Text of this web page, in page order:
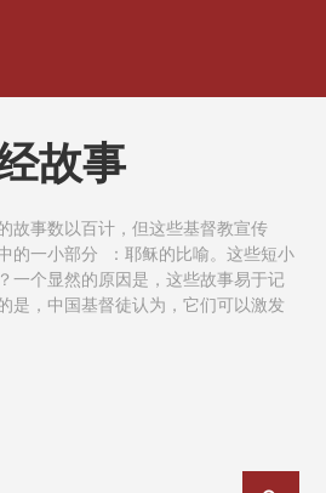
故事
故事数以百计，但这些基督教宣传
的一小部分 ：耶稣的比喻。这些短小
一个显然的原因是，这些故事易于记
是，中国基督徒认为，它们可以激发